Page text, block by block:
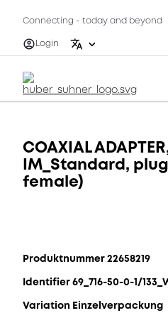
Connecting - today and beyond
Login
COAXIAL
IM_Standard,
female)
Produktnummer 22658219
Identifier 69_716-50-0-1/
Variation Einzelverpackung